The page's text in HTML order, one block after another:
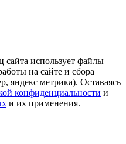
сайта использует файлы
на сайте и сбора
яндекс метрика). Оставаясь
конфиденциальности и
и их применения.